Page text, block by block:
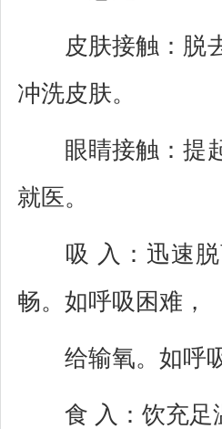
皮肤接触：脱去
冲洗皮肤。
眼睛接触：提起
就医。
吸 入：迅速脱
畅。如呼吸困难，
给输氧。如呼吸
食 入：饮充足